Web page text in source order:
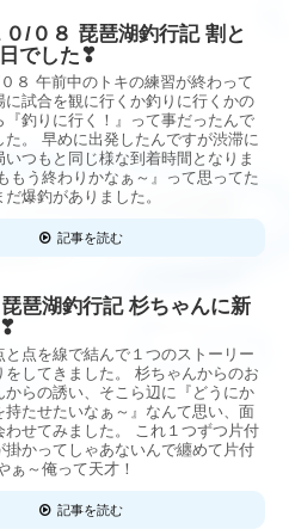
０/０８ 琵琶湖釣行記 割と
でした❣
８ 午前中のトキの練習が終わって
に試合を観に行くか釣りに行くかの
『釣りに行く！』って事だったんで
た。 早めに出発したんですが渋滞に
つもと同じ様な到着時間となりま
もう終わりかなぁ～』って思ってた
爆釣がありました。
記事を読む
琶湖釣行記 杉ちゃんに新
と点を線で結んで１つのストーリー
をしてきました。 杉ちゃんからのお
からの誘い、そこら辺に『どうにか
持たせたいなぁ～』なんて思い、面
わせてみました。 これ１つずつ片付
掛かってしゃあないんで纏めて片付
ぁ～俺って天才！
記事を読む